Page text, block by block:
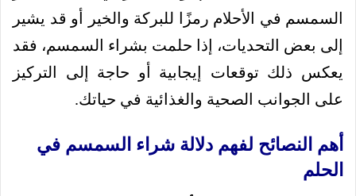
السمسم في الأحلام رمزًا للبركة والخير أو قد يشير
إلى بعض التحديات، إذا حلمت بشراء السمسم، فقد
يعكس ذلك توقعات إيجابية أو حاجة إلى التركيز
على الجوانب الصحية والغذائية في حياتك.
أهم النصائح لفهم دلالة شراء السمسم في
الحلم